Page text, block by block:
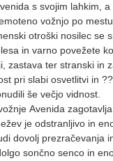
s svojim lahkim,
vožnjo po
otroški nosilec se
in varno povežete
zastava ter stranski in
pri slabi osvetlitvi in
še večjo vidnost.
Avenida
je odstranljivo in
dovolj prezračevanja
sončno senco in